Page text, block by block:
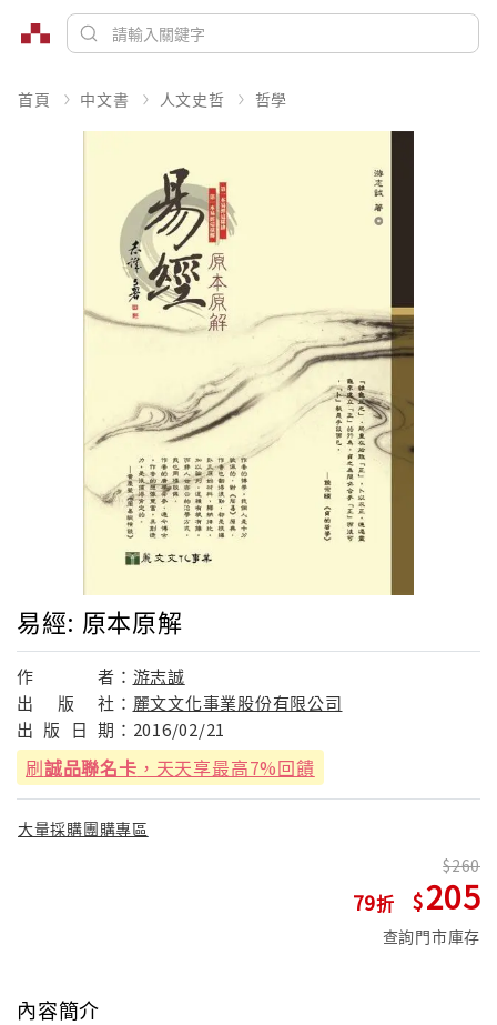
首頁 中文書 人文史哲 哲學
易經: 原本原解
作 者： 游志誠
出
版 社： 麗文文化事業股份有限公司
出 版 日 期： 2016/02/21
刷誠品聯名卡 ，天天享最高7%回饋
大量採購團購專區
79
260
205
查詢門市庫存
內容簡介